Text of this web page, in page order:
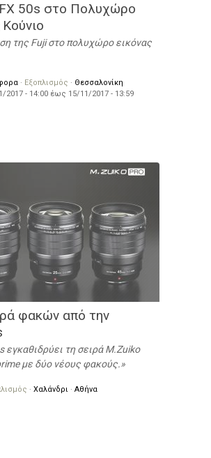
50s στο Πολυχώρο
της Fuji στο πολυχώρο εικόνας
· Εξοπλισμός · Θεσσαλονίκη
2017 - 14:00 έως 15/11/2017 - 13:59
φακών από την
εγκαθιδρύει τη σειρά M.Zuiko
με δύο νέους φακούς.
· Χαλάνδρι · Αθήνα